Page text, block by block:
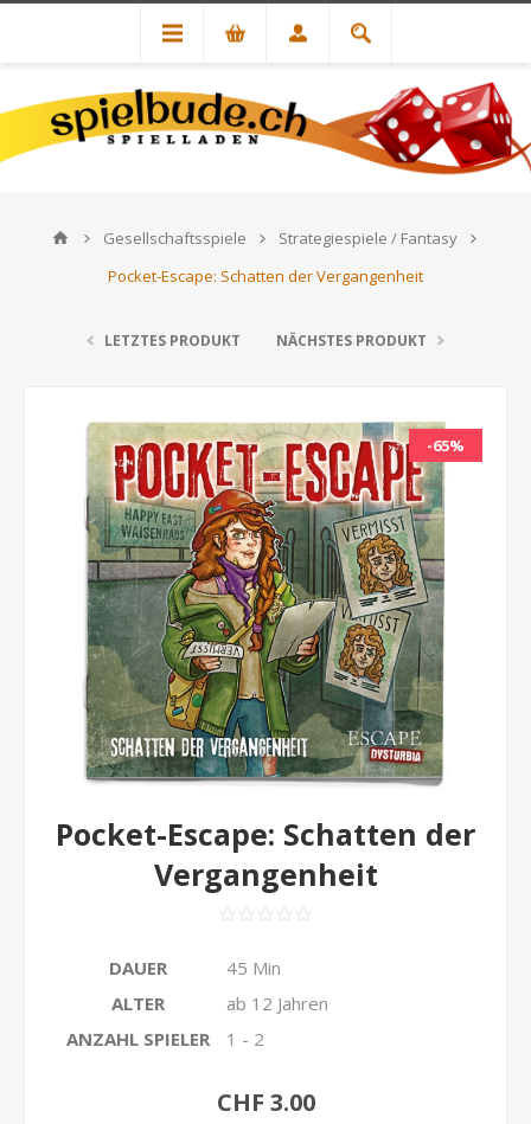
Gesellschaftsspiele
Strategiespiele / Fantasy
Pocket-Escape: Schatten der Vergangenheit
LETZTES PRODUKT NÄCHSTES PRODUKT
-65%
Pocket-Escape: Schatten der
Vergangenheit
DAUER
45 Min
ALTER
ab 12 Jahren
ANZAHL SPIELER
1 - 2
CHF 3.00